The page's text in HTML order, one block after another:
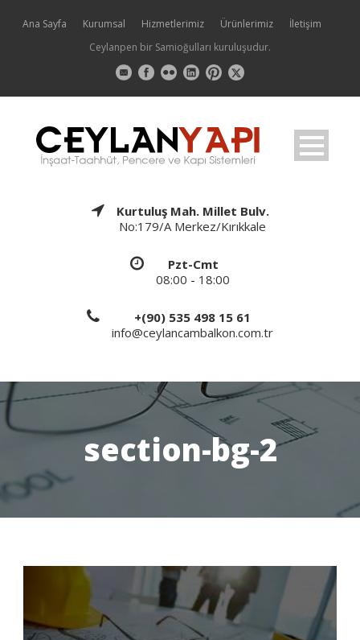
Ana Sayfa Kurumsal Hizmetlerimiz Ürünlerimiz
İletişim
Ceylanpen bir Samioğulları kuruluşudur.
Kurtuluş Mah. Millet Bulv.
No:179/A Merkez/Kırıkkale
Pzt-Cmt
08:00 - 18:00
+(90) 535 498 15 61
info@ceylancambalkon.com.tr
section-bg-2